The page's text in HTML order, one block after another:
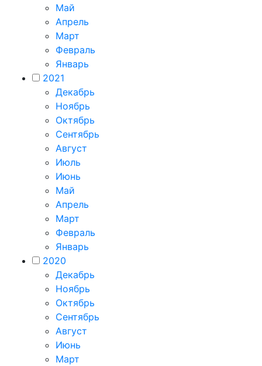
Май
Апрель
Март
Февраль
Январь
2021
Декабрь
Ноябрь
Октябрь
Сентябрь
Август
Июль
Июнь
Май
Апрель
Март
Февраль
Январь
2020
Декабрь
Ноябрь
Октябрь
Сентябрь
Август
Июнь
Март